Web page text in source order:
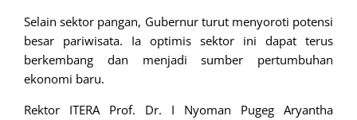
Selain sektor pangan, Gubernur turut menyoroti potensi
besar pariwisata. Ia optimis sektor ini dapat terus
berkembang dan menjadi sumber pertumbuhan
ekonomi baru.
Rektor ITERA Prof. Dr. I Nyoman Pugeg Aryantha